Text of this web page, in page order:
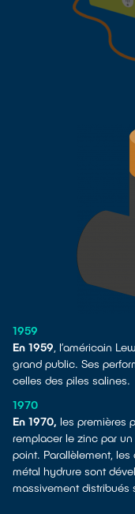
1959
En 1959, l’américain
grand public. Ses
celles des piles salines.
1970
En 1970, les premières
remplacer le zinc par
point. Parallèlement,
métal hydrure sont
massivement distribués